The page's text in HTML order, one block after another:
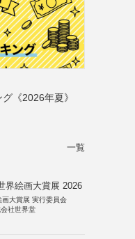
《2026年夏》
一覧
界絵画大賞展 2026
画大賞展 実行委員会
社世界堂